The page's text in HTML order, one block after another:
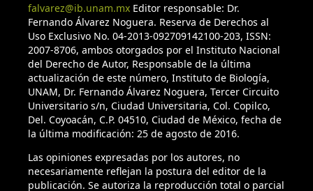
falvarez@ib.unam.mxEditor responsable: Dr.
Fernando Álvarez Noguera. Reserva de Derechos al
Uso Exclusivo No. 04-2013-092709142100-203, ISSN:
2007-8706, ambos otorgados por el Instituto Nacional
del Derecho de Autor, Responsable de la última
actualización de este número, Instituto de Biología,
UNAM, Dr. Fernando Álvarez Noguera, Tercer Circuito
Universitario s/n, Ciudad Universitaria, Col. Copilco,
Del. Coyoacán, C.P. 04510, Ciudad de México, fecha de
la última modificación: 25 de agosto de 2016.
Las opiniones expresadas por los autores, no
necesariamente reflejan la postura del editor de la
publicación. Se autoriza la reproducción total o parcial